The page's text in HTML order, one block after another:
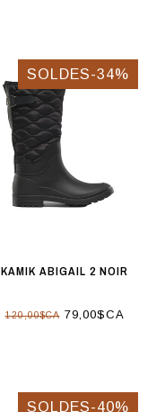
SOLDES-34%
KAMIK ABIGAIL 2 NOIR
120,00$CA79,00$CA
SOLDES-40%